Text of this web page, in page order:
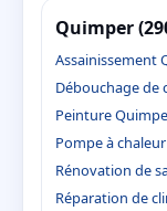
Quimper
Assainissement
Débouchage de
Peinture
Pompe à
Rénovation de
Réparation de